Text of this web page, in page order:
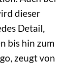
dieser
Detail,
bis hin zum
zeugt von